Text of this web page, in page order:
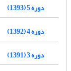
دوره 5 (1393)
دوره 4 (1392)
دوره 3 (1391)